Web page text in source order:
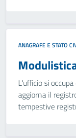
ANAGRAFE E STATO
L'ufficio si
aggiorna il
tempestive